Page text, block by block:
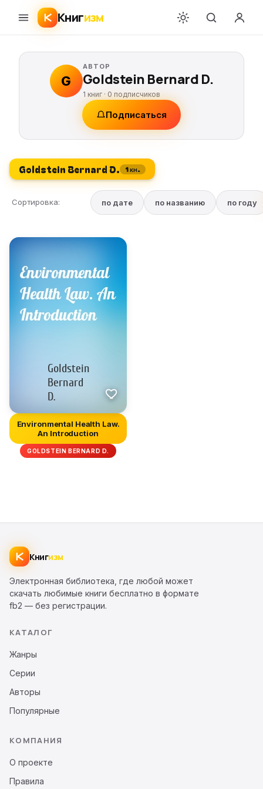
Книгизм
G
АВТОР
Goldstein Bernard D.
1 книг · 0 подписчиков
Подписаться
Goldstein Bernard D. 1 кн.
Сортировка: по дате по названию по году
Environmental Health Law.
An Introduction
GOLDSTEIN BERNARD D.
Книгизм
Электронная библиотека, где любой может
скачать любимые книги бесплатно в формате
fb2 — без регистрации.
КАТАЛОГ
Жанры
Серии
Авторы
Популярные
КОМПАНИЯ
О проекте
Правила